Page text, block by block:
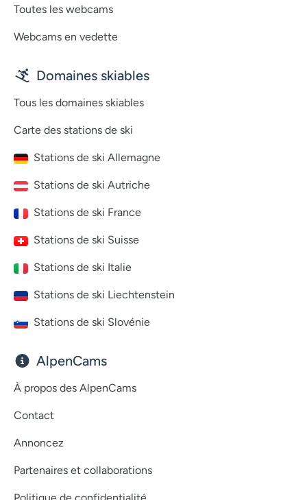
Toutes les webcams
Webcams en vedette
Domaines skiables
Tous les domaines skiables
Carte des stations de ski
Stations de ski Allemagne
Stations de ski Autriche
Stations de ski France
Stations de ski Suisse
Stations de ski Italie
Stations de ski Liechtenstein
Stations de ski Slovénie
AlpenCams
À propos des AlpenCams
Contact
Annoncez
Partenaires et collaborations